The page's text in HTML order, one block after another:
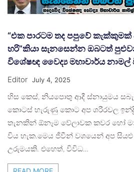
“එක පාරටම තද පපුවේ
හරි”කියා සැනසෙන්න ඔබටත් පුළුවන්
විශේෂඥ වෛද්‍ය මහාචාර්ය නාමල්
Editor July 4, 2025
හිස කෙස්, නියපොතු ආදී ස්නායුමය
කොටස් හැරුණු කොට අප ශරීරවල
තැනකින් ඕනෑම වේලාවක කවර හෝ
විය හැක.මෙය ජීවීන් වශයෙන් අප සියළු
උරුමයකි. එහෙත්, විවිධ…